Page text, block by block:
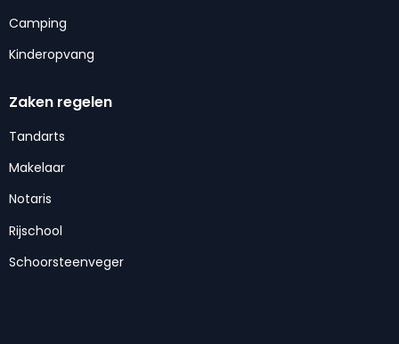
Camping
Kinderopvang
Zaken regelen
Tandarts
Makelaar
Notaris
Rijschool
Schoorsteenveger